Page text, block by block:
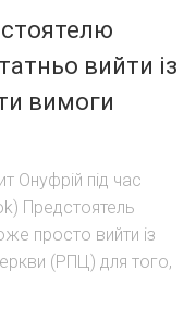
вийти із
вимоги
Онуфрій під час
Предстоятель
просто вийти із
(РПЦ) для того,